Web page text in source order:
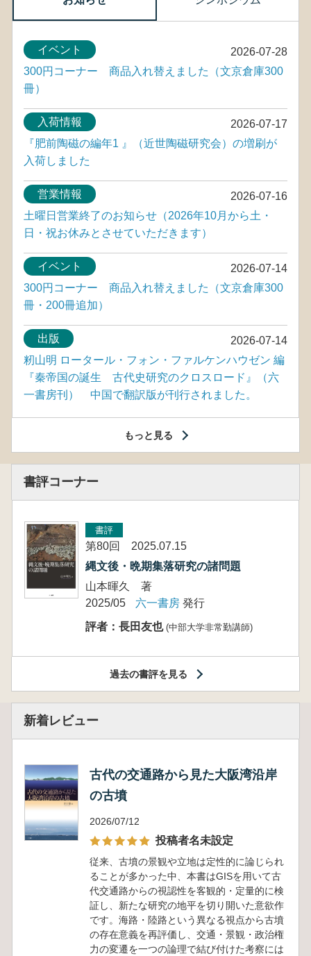
2026-07-28
イベント
300円コーナー 商品入れ替えました（文京倉庫300
冊）
2026-07-17
入荷情報
『肥前陶磁の編年1 』（近世陶磁研究会）の増刷が
入荷しました
2026-07-16
営業情報
土曜日営業終了のお知らせ（2026年10月から土・
日・祝お休みとさせていただきます）
2026-07-14
イベント
300円コーナー 商品入れ替えました（文京倉庫300
冊・200冊追加）
2026-07-14
出版
籾山明 ロータール・フォン・ファルケンハウゼン 編
『秦帝国の誕生 古代史研究のクロスロード』（六
一書房刊） 中国で翻訳版が刊行されました。
もっと見る
書評コーナー
書評
第80回 2025.07.15
縄文後・晩期集落研究の諸問題
山本暉久 著
2025/05
六一書房 発行
評者：長田友也 (中部大学非常勤講師)
過去の書評を見る
新着レビュー
古代の交通路から見た大阪湾沿岸
の古墳
2026/07/12
投稿者名未設定
従来、古墳の景観や立地は定性的に論じられ
ることが多かった中、本書はGISを用いて古
代交通路からの視認性を客観的・定量的に検
証し、新たな研究の地平を切り開いた意欲作
です。海路・陸路という異なる視点から古墳
の存在意義を再評価し、交通・景観・政治権
力の変遷を一つの論理で結び付けた考察には